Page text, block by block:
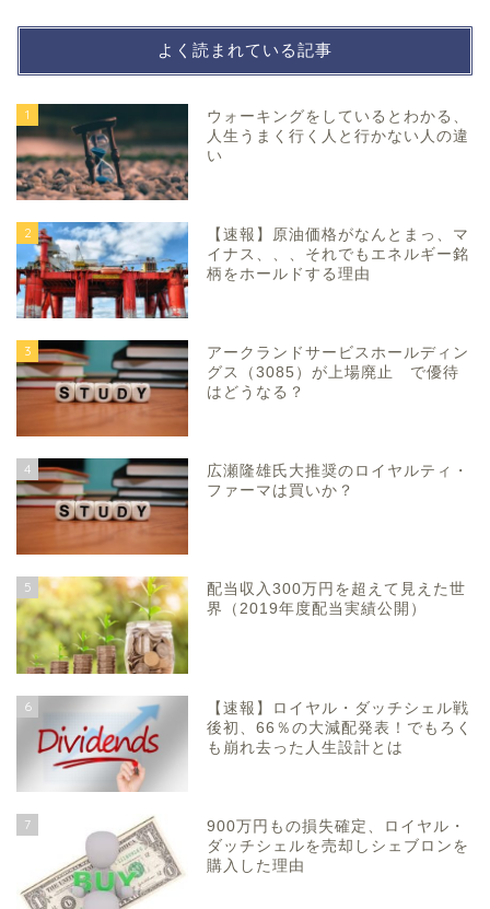
よく読まれている記事
1
ウォーキングをしているとわかる、
人生うまく行く人と行かない人の違
い
2
【速報】原油価格がなんとまっ、マ
イナス、、、それでもエネルギー銘
柄をホールドする理由
3
アークランドサービスホールディン
グス（3085）が上場廃止 で優待
はどうなる？
4
広瀬隆雄氏大推奨のロイヤルティ・
ファーマは買いか？
5
配当収入300万円を超えて見えた世
界（2019年度配当実績公開）
6
【速報】ロイヤル・ダッチシェル戦
後初、66％の大減配発表！でもろく
も崩れ去った人生設計とは
7
900万円もの損失確定、ロイヤル・
ダッチシェルを売却しシェブロンを
購入した理由